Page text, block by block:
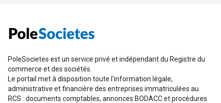
PoleSocietes est un service privé et indépendant du Registre du
commerce et des sociétés.
Le portail met à disposition toute l'information légale,
administrative et financière des entreprises immatriculées au
RCS : documents comptables, annonces BODACC et procédures